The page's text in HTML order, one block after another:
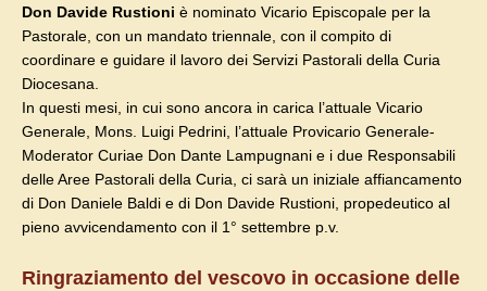
Don Davide Rustioni è nominato Vicario Episcopale per la
Pastorale, con un mandato triennale, con il compito di
coordinare e guidare il lavoro dei Servizi Pastorali della Curia
Diocesana.
In questi mesi, in cui sono ancora in carica l’attuale Vicario
Generale, Mons. Luigi Pedrini, l’attuale Provicario Generale-
Moderator Curiae Don Dante Lampugnani e i due Responsabili
delle Aree Pastorali della Curia, ci sarà un iniziale affiancamento
di Don Daniele Baldi e di Don Davide Rustioni, propedeutico al
pieno avvicendamento con il 1° settembre p.v.
Ringraziamento del vescovo in occasione delle